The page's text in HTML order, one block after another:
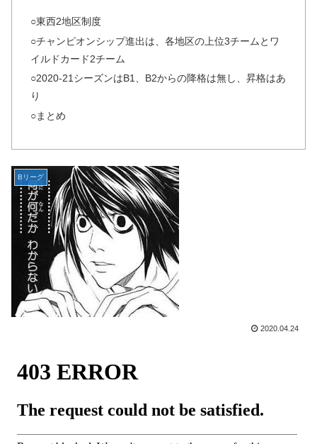
○東西2地区制度
○チャンピオンシップ進出は、各地区の上位3チームとワ
イルドカード2チーム
○2020-21シーズンはB1、B2からの降格は無し、昇格はあ
り
○まとめ
Bリーグ
2020.04.24